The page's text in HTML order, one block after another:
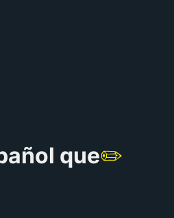
que✏️